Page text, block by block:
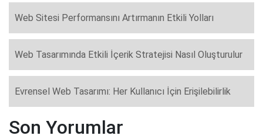
Web Sitesi Performansını Artırmanın Etkili Yolları
Web Tasarımında Etkili İçerik Stratejisi Nasıl Oluşturulur
Evrensel Web Tasarımı: Her Kullanıcı İçin Erişilebilirlik
Son Yorumlar